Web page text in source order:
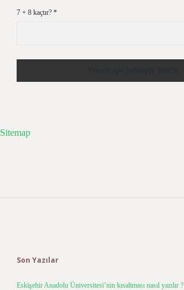
7 + 8 kaçtır? *
Sitemap
Son Yazılar
Eskişehir Anadolu Üniversitesi’nin kısaltması nasıl yazılır ?